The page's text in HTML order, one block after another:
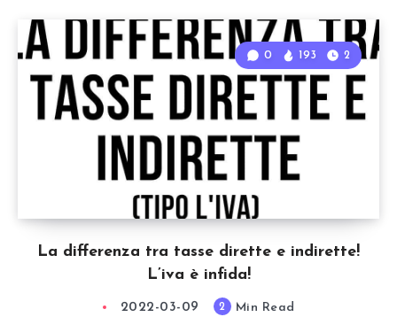
La differenza tra tasse dirette e indirette!
L’iva è infida!
0 193 2
2022-03-09 2 Min Read